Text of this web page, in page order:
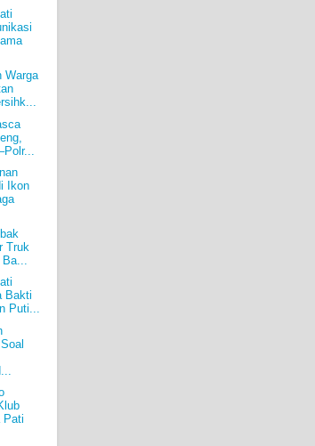
Warga
Ikon
Truk
Ba...
Bakti
Puti...
Pati